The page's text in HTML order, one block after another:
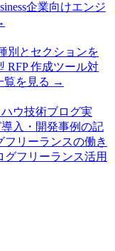
企業向けエンジ
別とセクションを
RFP 作成ツール対
覧を見る →
ウ技術ブログ実
導入・開発事例の記
フリーランスの働き
グフリーランス活用